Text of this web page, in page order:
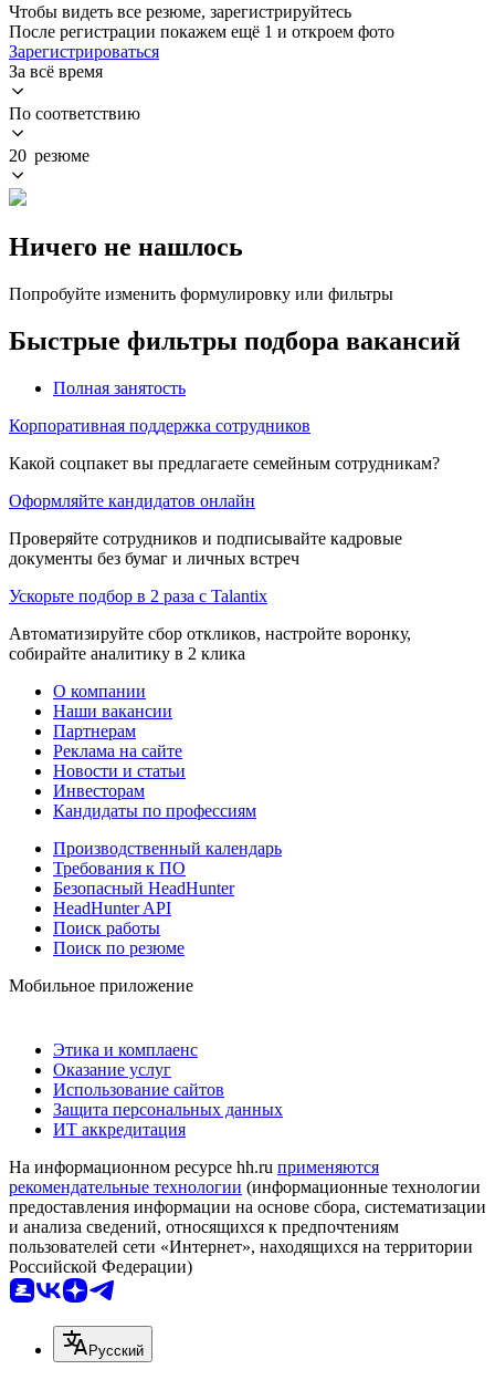
Чтобы видеть все резюме, зарегистрируйтесь
После регистрации покажем ещё 1 и откроем фото
Зарегистрироваться
За всё время
По соответствию
20 резюме
Ничего не нашлось
Попробуйте изменить формулировку или фильтры
Быстрые фильтры подбора вакансий
Полная занятость
Корпоративная поддержка сотрудников
Какой соцпакет вы предлагаете семейным сотрудникам?
Оформляйте кандидатов онлайн
Проверяйте сотрудников и подписывайте кадровые
документы без бумаг и личных встреч
Ускорьте подбор в 2 раза с Talantix
Автоматизируйте сбор откликов, настройте воронку,
собирайте аналитику в 2 клика
О компании
Наши вакансии
Партнерам
Реклама на сайте
Новости и статьи
Инвесторам
Кандидаты по профессиям
Производственный календарь
Требования к ПО
Безопасный HeadHunter
HeadHunter API
Поиск работы
Поиск по резюме
Мобильное приложение
Этика и комплаенс
Оказание услуг
Использование сайтов
Защита персональных данных
ИТ аккредитация
На информационном ресурсе hh.ru применяются
рекомендательные технологии (информационные технологии
предоставления информации на основе сбора, систематизации
и анализа сведений, относящихся к предпочтениям
пользователей сети «Интернет», находящихся на территории
Российской Федерации)
Русский